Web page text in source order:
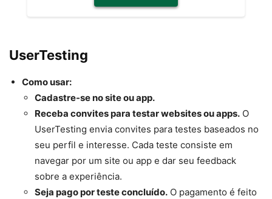
UserTesting
Como usar:
Cadastre-se no site ou app.
Receba convites para testar websites ou apps. O
UserTesting envia convites para testes baseados no
seu perfil e interesse. Cada teste consiste em
navegar por um site ou app e dar seu feedback
sobre a experiência.
Seja pago por teste concluído. O pagamento é feito